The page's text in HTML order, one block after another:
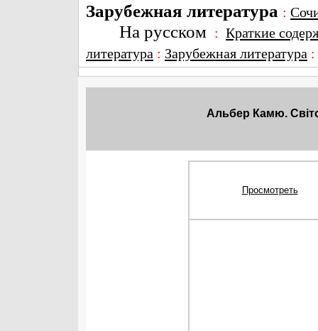
Зарубежная литература :
На русском : Краткие
литература : Зарубежная литература
Альбер Камю.
Просмотреть